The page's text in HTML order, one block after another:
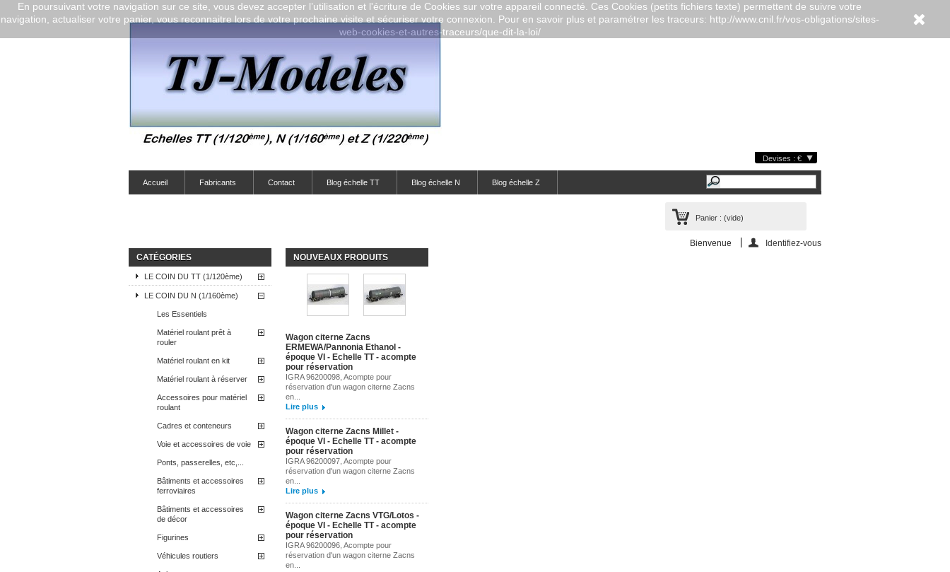
Devises : €
Accueil Fabricants Contact Blog échelle TT Blog échelle N Blog échelle Z
Panier : (vide)
Bienvenue
Identifiez-vous
CATÉGORIES
LE COIN DU TT (1/120ème)
LE COIN DU N (1/160ème)
Les Essentiels
Matériel roulant prêt à
rouler
Matériel roulant en kit
Matériel roulant à réserver
Accessoires pour matériel
roulant
Cadres et conteneurs
Voie et accessoires de voie
Ponts, passerelles, etc,...
Bâtiments et accessoires
ferroviaires
Bâtiments et accessoires
de décor
Figurines
Véhicules routiers
NOUVEAUX PRODUITS
Wagon citerne Zacns
ERMEWA/Pannonia Ethanol -
époque VI - Echelle TT - acompte
pour réservation
IGRA 96200098, Acompte pour
réservation d'un wagon citerne Zacns
en...
Lire plus
Wagon citerne Zacns Millet -
époque VI - Echelle TT - acompte
pour réservation
IGRA 96200097, Acompte pour
réservation d'un wagon citerne Zacns
en...
Lire plus
Wagon citerne Zacns VTG/Lotos -
époque VI - Echelle TT - acompte
pour réservation
IGRA 96200096, Acompte pour
réservation d'un wagon citerne Zacns
en...
En poursuivant votre navigation sur ce site, vous devez accepter l’utilisation et l'écriture de Cookies sur votre appareil connecté. Ces Cookies (petits fichiers texte) permettent de suivre votre
navigation, actualiser votre panier, vous reconnaitre lors de votre prochaine visite et sécuriser votre connexion. Pour en savoir plus et paramétrer les traceurs: http://www.cnil.fr/vos-obligations/sites-
web-cookies-et-autres-traceurs/que-dit-la-loi/